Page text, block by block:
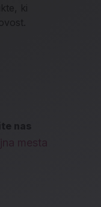
ki
nas
mesta